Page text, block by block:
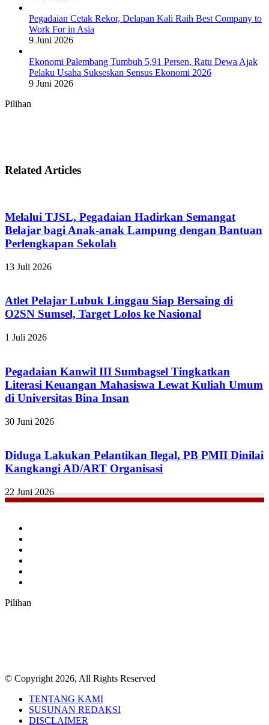
Pegadaian Cetak Rekor, Delapan Kali Raih Best Company to
Work For in Asia
9 Juni 2026
Ekonomi Palembang Tumbuh 5,91 Persen, Ratu Dewa Ajak
Pelaku Usaha Sukseskan Sensus Ekonomi 2026
9 Juni 2026
Pilihan
Related Articles
Melalui TJSL, Pegadaian Hadirkan Semangat
Belajar bagi Anak-anak Lampung dengan Bantuan
Perlengkapan Sekolah
13 Juli 2026
Atlet Pelajar Lubuk Linggau Siap Bersaing di
O2SN Sumsel, Target Lolos ke Nasional
1 Juli 2026
Pegadaian Kanwil III Sumbagsel Tingkatkan
Literasi Keuangan Mahasiswa Lewat Kuliah Umum
di Universitas Bina Insan
30 Juni 2026
Diduga Lakukan Pelantikan Ilegal, PB PMII Dinilai
Kangkangi AD/ART Organisasi
22 Juni 2026
Pilihan
© Copyright 2026, All Rights Reserved
TENTANG KAMI
SUSUNAN REDAKSI
DISCLAIMER